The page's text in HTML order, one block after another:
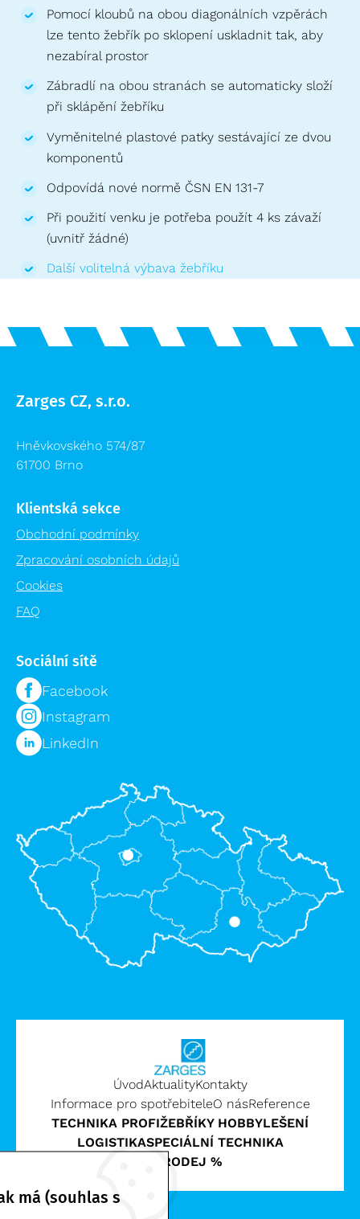
Pomocí kloubů na obou diagonálních vzpěrách
lze tento žebřík po sklopení uskladnit tak, aby
nezabíral prostor
Zábradlí na obou stranách se automaticky složí
při sklápění žebříku
Vyměnitelné plastové patky sestávající ze dvou
komponentů
Odpovídá nové normě ČSN EN 131-7
Při použití venku je potřeba použít 4 ks závaží
(uvnitř žádné)
Další volitelná výbava žebříku
Zarges CZ, s.r.o.
Hněvkovského 574/87
61700 Brno
Klientská sekce
Obchodní podmínky
Zpracování osobních údajů
Cookies
FAQ
Sociální sítě
Facebook
Instagram
LinkedIn
TECHNIKA PROFIŽEBŘÍKY HOBBYLEŠENÍ
LOGISTIKASPECIÁLNÍ TECHNIKA
VÝPRODEJ %
ÚvodAktualityKontakty
Informace pro spotřebiteleO násReference
má (souhlas s